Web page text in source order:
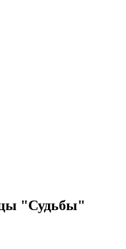
"Судьбы"